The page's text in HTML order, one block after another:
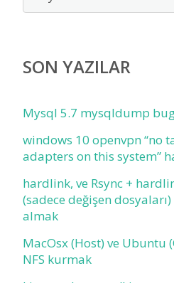
SON YAZILAR
Mysql 5.7 mysqldump
windows 10 openvpn “no
adapters on this system”
hardlink, ve Rsync +
(sadece değişen
almak
MacOsx (Host) ve Ubuntu
NFS kurmak